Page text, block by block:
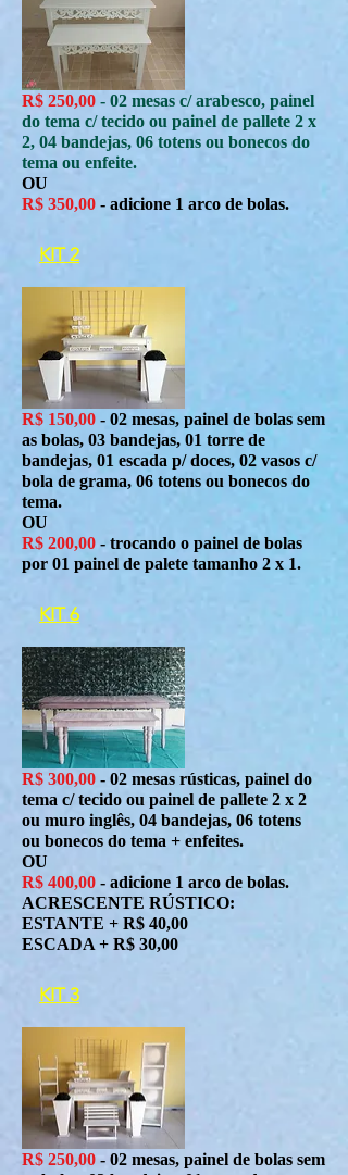
R$ 250,00 - 02 mesas c/ arabesco, painel
do tema c/ tecido ou painel de pallete 2 x
2, 04 bandejas, 06 totens ou bonecos do
tema ou enfeite.
OU
R$ 350,00 - adicione 1 arco de bolas.
KIT 2
R$ 150,00 - 02 mesas, painel de bolas sem
as bolas, 03 bandejas, 01 torre de
bandejas, 01 escada p/ doces, 02 vasos c/
bola de grama, 06 totens ou bonecos do
tema.
OU
R$ 200,00 - trocando o painel de bolas
por 01 painel de palete tamanho 2 x 1.
KIT 6
R$ 300,00 - 02 mesas rústicas, painel do
tema c/ tecido ou painel de pallete 2 x 2
ou muro inglês, 04 bandejas, 06 totens
ou bonecos do tema + enfeites.
OU
R$ 400,00 - adicione 1 arco de bolas.
ACRESCENTE RÚSTICO:
ESTANTE + R$ 40,00
ESCADA + R$ 30,00
KIT 3
R$ 250,00 - 02 mesas, painel de bolas sem